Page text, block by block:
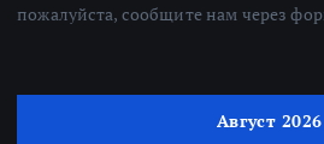
пожалуйста, сообщите нам через
Август 2026